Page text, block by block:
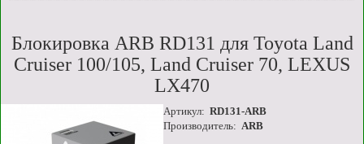
Блокировка ARB RD131 для Toyota Land
Cruiser 100/105, Land Cruiser 70, LEXUS
LX470
Артикул: RD131-ARB
Производитель: ARB